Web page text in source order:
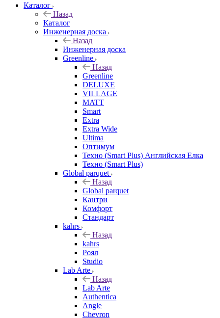
Каталог
Назад
Каталог
Инженерная доска
Назад
Инженерная доска
Greenline
Назад
Greenline
DELUXE
VILLAGE
MATT
Smart
Extra
Extra Wide
Ultima
Оптимум
Техно (Smart Plus) Английская Елка
Техно (Smart Plus)
Global parquet
Назад
Global parquet
Кантри
Комфорт
Стандарт
kahrs
Назад
kahrs
Роял
Studio
Lab Arte
Назад
Lab Arte
Authentica
Angle
Chevron